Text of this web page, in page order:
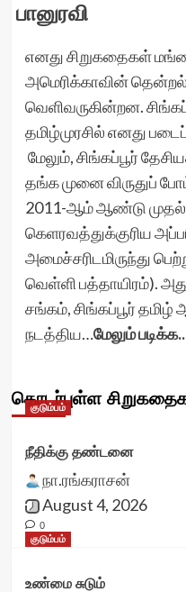
பானுரவி
எனது சிறுகதைகள்
அமெரிக்காவின்
வெளிவருகின்றன.
தமிழ்முரசில் எனது
மேலும், சிங்கப்பூர்
தங்க முனை விருதுப்
2011-ஆம் ஆண்டு
கெளரவத்துக்குரிய
அமைச்சரிடமிருந்து
வெள்ளி பத்தாயிரம்). அது
சங்கம், சிங்கப்பூர்
நடத்திய…மேலும்
தொடர்புள்ள
குடும்பம்
நீதிக்கு தண்டனை
நா.ரங்கராசன்
August 4, 2026
0
குடும்பம்
உண்மை சுடும்